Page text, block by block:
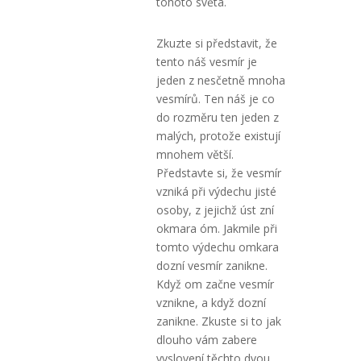
Zkuzte si představit, že
tento náš vesmír je
jeden z nesčetně mnoha
vesmírů. Ten náš je co
do rozměru ten jeden z
malých, protože existují
mnohem větší.
Představte si, že vesmír
vzniká při výdechu jisté
osoby, z jejichž úst zní
okmara óm. Jakmile při
tomto výdechu omkara
dozní vesmír zanikne.
Když om začne vesmír
vznikne, a když dozní
zanikne. Zkuste si to jak
dlouho vám zabere